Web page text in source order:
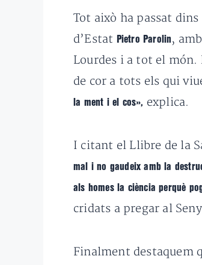
Tot això ha passat
d’Estat
Pietro Parolin ,
Lourdes i a tot el món.
de cor a tots els qui
la ment i el cos», explica.
I citant el Llibre de la
mal i no gaudeix amb la
als homes la ciència perquè
cridats a pregar al
Finalment destaquem